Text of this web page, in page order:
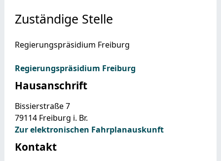
Zuständige Stelle
Regierungspräsidium Freiburg
Regierungspräsidium Freiburg
Hausanschrift
Bissierstraße 7
79114 Freiburg i. Br.
Zur elektronischen Fahrplanauskunft
Kontakt